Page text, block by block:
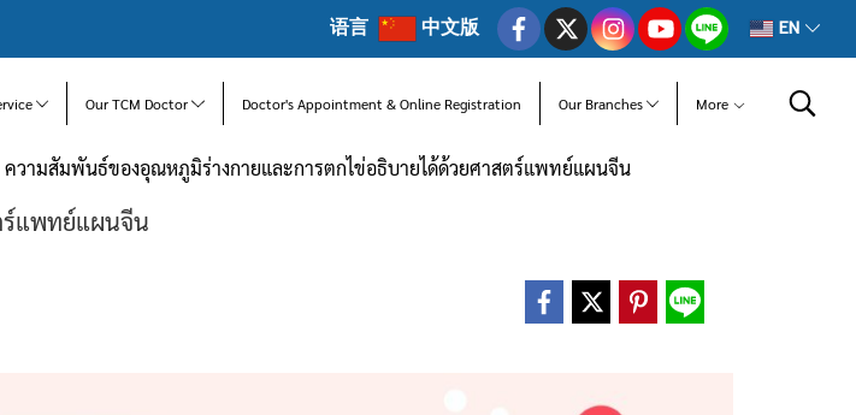
语言 中文版 EN
Our TCM Doctor Doctor's Appointment & Online Registration Our Branches More
ความสัมพันธ์ของอุณหภูมิร่างกายและการตกไข่อธิบายได้ด้วยศาสตร์แพทย์แผนจีน
ร์แพทย์แผนจีน